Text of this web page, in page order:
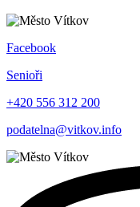
Facebook
Senioři
+420 556 312 200
podatelna@vitkov.info